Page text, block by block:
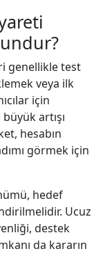
genellikle test
veya ilk
için
artışı
hesabın
görmek için
hedef
Ucuz
destek
da kararın